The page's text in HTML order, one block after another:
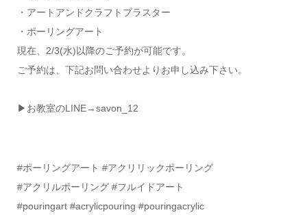
・アートアンドクラフトプラスター
・ポーリングアート
現在、2/3(水)以降のご予約が可能です。
ご予約は、下記お問い合わせよりお申し込み下さい。
▶お教室のLINE→savon_12
#ポーリングアート #アクリリックポーリング
#アクリルポーリング #フルイドアート
#pouringart #acrylicpouring #pouringacrylic